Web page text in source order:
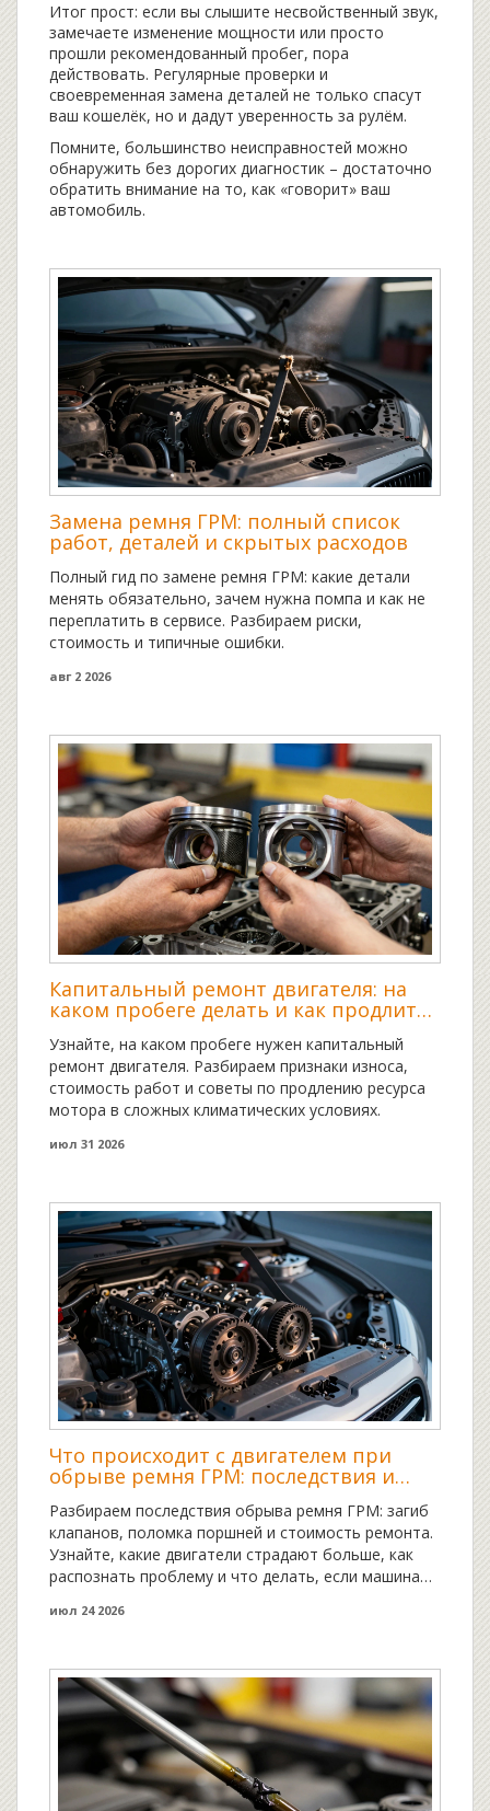
Итог прост: если вы слышите несвойственный звук,
замечаете изменение мощности или просто
прошли рекомендованный пробег, пора
действовать. Регулярные проверки и
своевременная замена деталей не только спасут
ваш кошелёк, но и дадут уверенность за рулём.
Помните, большинство неисправностей можно
обнаружить без дорогих диагностик – достаточно
обратить внимание на то, как «говорит» ваш
автомобиль.
Замена ремня ГРМ: полный список
работ, деталей и скрытых расходов
Полный гид по замене ремня ГРМ: какие детали
менять обязательно, зачем нужна помпа и как не
переплатить в сервисе. Разбираем риски,
стоимость и типичные ошибки.
авг 2 2026
Капитальный ремонт двигателя: на
каком пробеге делать и как продлить
жизнь мотору
Узнайте, на каком пробеге нужен капитальный
ремонт двигателя. Разбираем признаки износа,
стоимость работ и советы по продлению ресурса
мотора в сложных климатических условиях.
июл 31 2026
Что происходит с двигателем при
обрыве ремня ГРМ: последствия и
спасение
Разбираем последствия обрыва ремня ГРМ: загиб
клапанов, поломка поршней и стоимость ремонта.
Узнайте, какие двигатели страдают больше, как
распознать проблему и что делать, если машина
июл 24 2026